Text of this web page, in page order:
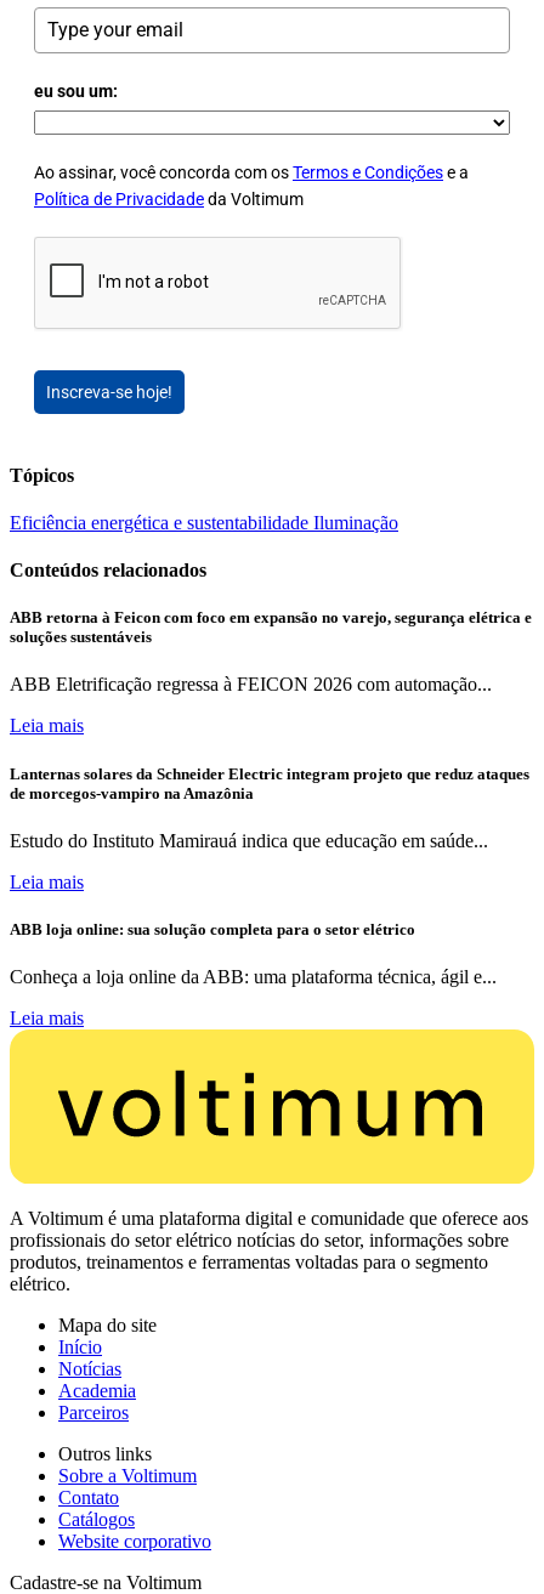
eu sou um:
Ao assinar, você concorda com osTermos e Condiçõese a
Política de Privacidadeda Voltimum
Inscreva-se hoje!
Tópicos
Eficiência energética e sustentabilidade Iluminação
Conteúdos relacionados
ABB retorna à Feicon com foco em expansão no varejo, segurança elétrica e
soluções sustentáveis
ABB Eletrificação regressa à FEICON 2026 com automação...
Leia mais
Lanternas solares da Schneider Electric integram projeto que reduz ataques
de morcegos-vampiro na Amazônia
Estudo do Instituto Mamirauá indica que educação em saúde...
Leia mais
ABB loja online: sua solução completa para o setor elétrico
Conheça a loja online da ABB: uma plataforma técnica, ágil e...
Leia mais
A Voltimum é uma plataforma digital e comunidade que oferece aos
profissionais do setor elétrico notícias do setor, informações sobre
produtos, treinamentos e ferramentas voltadas para o segmento
elétrico.
Mapa do site
Início
Notícias
Academia
Parceiros
Outros links
Sobre a Voltimum
Contato
Catálogos
Website corporativo
Cadastre-se na Voltimum